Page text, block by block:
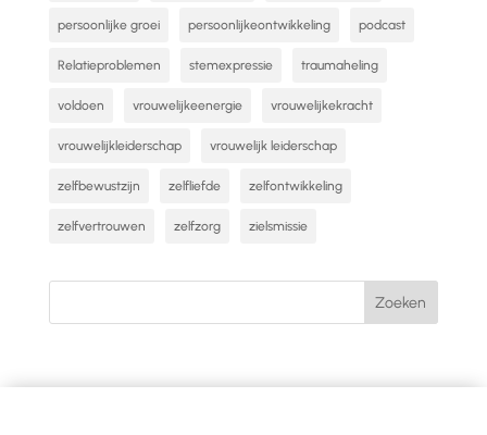
persoonlijke groei persoonlijkeontwikkeling podcast
Relatieproblemen stemexpressie traumaheling
voldoen vrouwelijkeenergie vrouwelijkekracht
vrouwelijkleiderschap vrouwelijk leiderschap
zelfbewustzijn zelfliefde zelfontwikkeling
zelfvertrouwen zelfzorg zielsmissie